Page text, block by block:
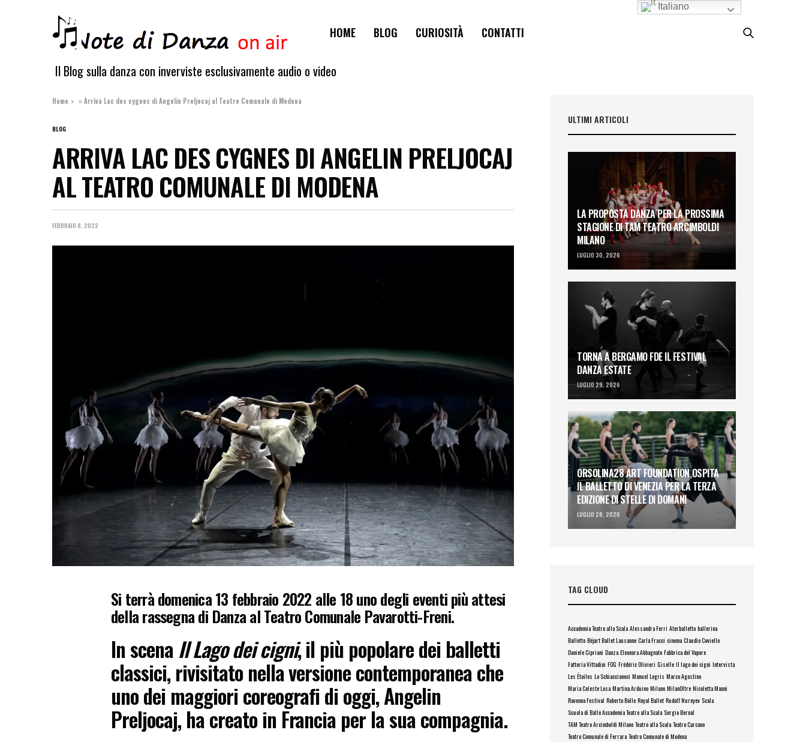
HOME BLOG CURIOSITÀ CONTATTI
Il Blog sulla danza con inverviste esclusivamente audio o video
Home »Arriva Lac des cygnes di Angelin Preljocaj al Teatro Comunale di Modena
BLOG
ARRIVA LAC DES CYGNES DI ANGELIN PRELJOCAJ
AL TEATRO COMUNALE DI MODENA
FEBBRAIO 8, 2022
Si terrà domenica 13 febbraio 2022 alle 18 uno degli eventi più attesi
della rassegna di Danza al Teatro Comunale Pavarotti-Freni.
In scenaIl Lago dei cigni, il più popolare dei balletti
classici, rivisitato nella versione contemporanea che
uno dei maggiori coreografi di oggi, Angelin
Preljocaj, ha creato in Francia per la sua compagnia.
ULTIMI ARTICOLI
LA PROPOSTA DANZA PER LA PROSSIMA
STAGIONE DI TAM TEATRO ARCIMBOLDI
MILANO
LUGLIO 30, 2026
TORNA A BERGAMO FDE IL FESTIVAL
DANZA ESTATE
LUGLIO 29, 2026
ORSOLINA28 ART FOUNDATION OSPITA
IL BALLETTO DI VENEZIA PER LA TERZA
EDIZIONE DI STELLE DI DOMANI
LUGLIO 28, 2026
TAG CLOUD
Accademia Teatro alla Scala Alessandra Ferri Aterballetto ballerina
Balletto Béjart Ballet Lausanne Carla Fracci cinema Claudio Coviello
Daniele Cipriani Danza Eleonora Abbagnato Fabbrica del Vapore
Fattoria Vittadini FOG Frédéric Olivieri Giselle Il lago dei cigni Intervista
Les Étoiles Lo Schiaccianoci Manuel Legris Marco Agostino
Maria Celeste Losa Martina Arduino Milano MilanOltre Nicoletta Manni
Ravenna Festival Roberto Bolle Royal Ballet Rudolf Nureyev Scala
Scuola di Ballo Accademia Teatro alla Scala Sergio Bernal
TAM Teatro Arcimboldi Milano Teatro alla Scala Teatro Carcano
Teatro Comunale di Ferrara Teatro Comunale di Modena
Italiano